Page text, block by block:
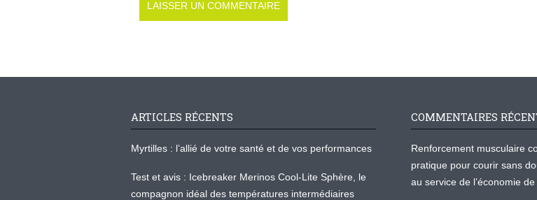
ARTICLES RÉCENTS
Myrtilles : l’allié de votre santé et de vos performances
Test et avis : Icebreaker Merinos Cool-Lite Sphère, le
compagnon idéal des températures intermédiaires
COMMENTAIRES
Renforcement musculaire
pratique pour courir sans
au service de l’économie